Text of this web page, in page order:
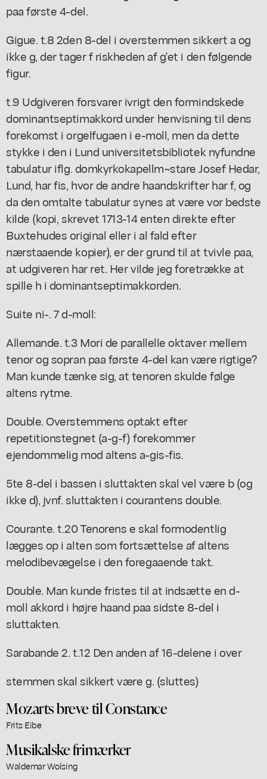
paa første 4-del.
Gigue. t.8 2den 8-del i overstemmen sikkert a og
ikke g, der tager f riskheden af g'et i den følgende
figur.
t.9 Udgiveren forsvarer ivrigt den formindskede
dominantseptimakkord under henvisning til dens
forekomst i orgelfugaen i e-moll, men da dette
stykke i den i Lund universitetsbibliotek nyfundne
tabulatur iflg. domkyrkokapellm~stare Josef Hedar,
Lund, har fis, hvor de andre haandskrifter har f, og
da den omtalte tabulatur synes at være vor bedste
kilde (kopi, skrevet 1713-14 enten direkte efter
Buxtehudes original eller i al fald efter
nærstaaende kopier), er der grund til at tvivle paa,
at udgiveren har ret. Her vilde jeg foretrække at
spille h i dominantseptimakkorden.
Suite ni-. 7 d-moll:
Allemande. t.3 Mori de parallelle oktaver mellem
tenor og sopran paa første 4-del kan være rigtige?
Man kunde tænke sig, at tenoren skulde følge
altens rytme.
Double. Overstemmens optakt efter
repetitionstegnet (a-g-f) forekommer
ejendommelig mod altens a-gis-fis.
5te 8-del i bassen i sluttakten skal vel være b (og
ikke d), jvnf. sluttakten i courantens double.
Courante. t.20 Tenorens e skal formodentlig
lægges op i alten som fortsættelse af altens
melodibevægelse i den foregaaende takt.
Double. Man kunde fristes til at indsætte en d-
moll akkord i højre haand paa sidste 8-del i
sluttakten.
Sarabande 2. t.12 Den anden af 16-delene i over
stemmen skal sikkert være g. (sluttes)
Mozarts breve til Constance
Frits Eibe
Musikalske frimærker
Waldemar Wolsing